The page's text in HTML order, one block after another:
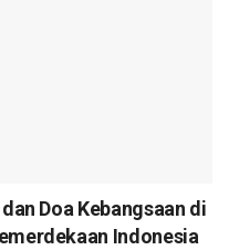
Doa Kebangsaan di
Indonesia